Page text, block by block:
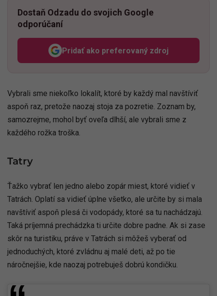
Dostaň Odzadu do svojich Google
odporúčaní
Pridať ako preferovaný zdroj
Odzadu, odkaz sa otvorí v
Vybrali sme niekoľko lokalít, ktoré by každý mal navštíviť
aspoň raz, pretože naozaj stoja za pozretie. Zoznam by,
samozrejme, mohol byť oveľa dlhší, ale vybrali sme z
každého rožka troška.
Tatry
Ťažko vybrať len jedno alebo zopár miest, ktoré vidieť v
Tatrách. Oplatí sa vidieť úplne všetko, ale určite by si mala
navštíviť aspoň plesá či vodopády, ktoré sa tu nachádzajú.
Taká príjemná prechádzka ti určite dobre padne. Ak si zase
skôr na turistiku, práve v Tatrách si môžeš vyberať od
jednoduchých, ktoré zvládnu aj malé deti, až po tie
náročnejšie, kde naozaj potrebuješ dobrú kondičku.